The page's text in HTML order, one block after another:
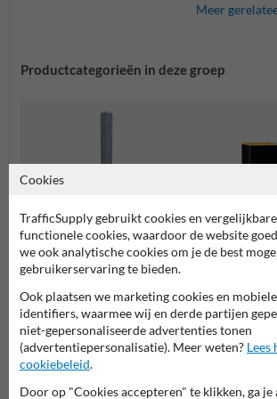
Meer
Productcategorieën in deze groep
Rampalen
beschermhekken
Cookies
TrafficSupply gebruikt cookies en
functionele cookies, waardoor de website
we ook analytische cookies om je de best
gebruikerservaring te bieden.
Ook plaatsen we marketing cookies en
identifiers, waarmee wij en derde partijen
niet-gepersonaliseerde advertenties tonen
(advertentiepersonalisatie). Meer weten? Lees
cookiebeleid.
Door op "Cookies accepteren" te klikken, ga